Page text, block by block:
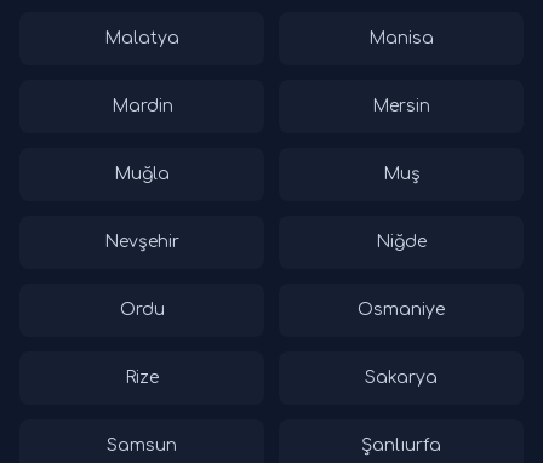
Malatya Manisa
Mardin Mersin
Muğla Muş
Nevşehir Niğde
Ordu Osmaniye
Rize Sakarya
Samsun Şanlıurfa